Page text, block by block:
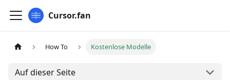
Cursor.fan
How To Kostenlose Modelle
Auf dieser Seite